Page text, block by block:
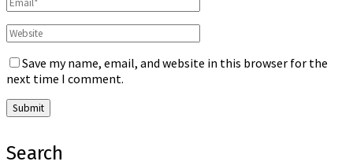
Save my name, email, and website in this browser for the
next time I comment.
Search